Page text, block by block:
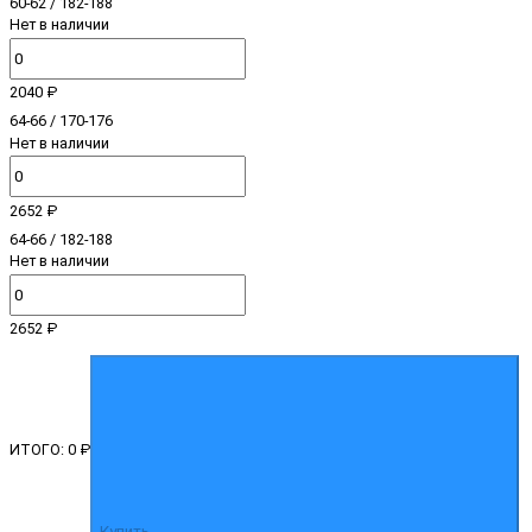
Нет в наличии
2040 ₽
64-66 / 170-176
Нет в наличии
2652 ₽
64-66 / 182-188
Нет в наличии
2652 ₽
ИТОГО: 0 ₽